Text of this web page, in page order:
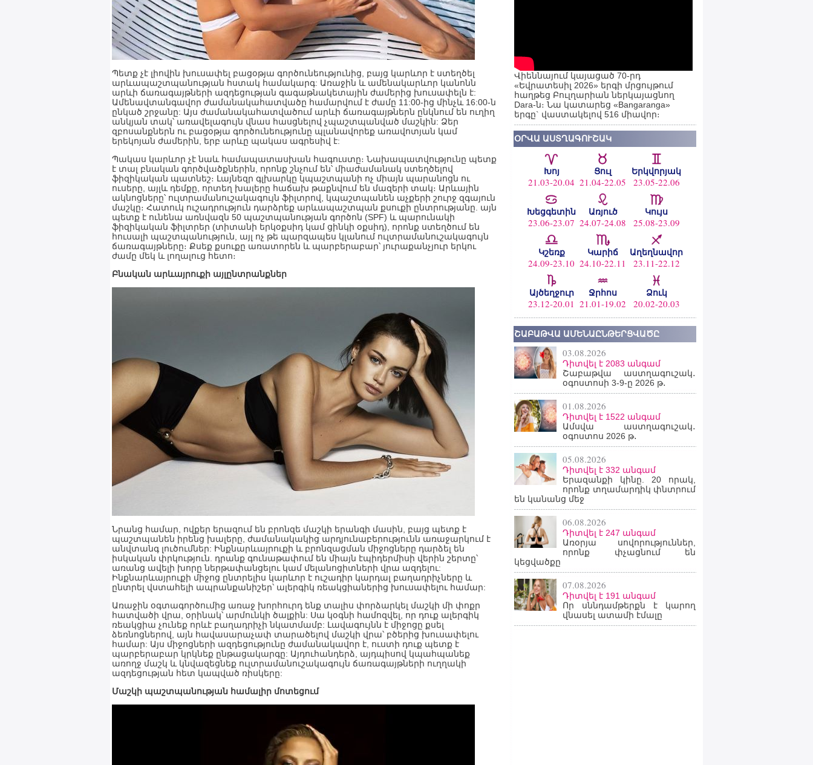
Պետք չէ լիովին խուսափել բացօթյա գործունեությունից, բայց կարևոր է ստեղծել
արևապաշտպանության հստակ համակարգ: Առաջին և ամենակարևոր կանոնն
արևի ճառագայթների ազդեցության գագաթնակետային ժամերից խուսափելն է:
Ամենավտանգավոր ժամանակահատվածը համարվում է ժամը 11:00-ից մինչև 16:00-ն
ընկած շրջանը: Այս ժամանակահատվածում արևի ճառագայթներն ընկնում են ուղիղ
անկյան տակ՝ առավելագույն վնաս հասցնելով չպաշտպանված մաշկին: Ձեր
զբոսանքներն ու բացօթյա գործունեությունը պլանավորեք առավոտյան կամ
երեկոյան ժամերին, երբ արևը պակաս ագրեսիվ է:
Պակաս կարևոր չէ նաև համապատասխան հագուստը։ Նախապատվությունը պետք
է տալ բնական գործվածքներին, որոնք շնչում են՝ միաժամանակ ստեղծելով
ֆիզիկական պատնեշ։ Լայնեզր գլխարկը կպաշտպանի ոչ միայն պարանոցն ու
ուսերը, այլև դեմքը, որտեղ խալերը հաճախ թաքնվում են մազերի տակ։ Արևային
ակնոցները՝ ուլտրամանուշակագույն ֆիլտրով, կպաշտպանեն աչքերի շուրջ զգայուն
մաշկը։ Հատուկ ուշադրություն դարձրեք արևապաշտպան քսուքի ընտրությանը. այն
պետք է ունենա առնվազն 50 պաշտպանության գործոն (SPF) և պարունակի
ֆիզիկական ֆիլտրեր (տիտանի երկօքսիդ կամ ցինկի օքսիդ), որոնք ստեղծում են
հուսալի պաշտպանություն, այլ ոչ թե պարզապես կլանում ուլտրամանուշակագույն
ճառագայթները։ Քսեք քսուքը առատորեն և պարբերաբար՝ յուրաքանչյուր երկու
ժամը մեկ և լողալուց հետո։
Բնական արևայրուքի այլընտրանքներ
Նրանց համար, ովքեր երազում են բրոնզե մաշկի երանգի մասին, բայց պետք է
պաշտպանեն իրենց խալերը, ժամանակակից արդյունաբերությունն առաջարկում է
անվտանգ լուծումներ: Ինքնարևայրուքի և բրոնզացման միջոցները դարձել են
իսկական փրկություն. դրանք գունաթափում են միայն էպիդերմիսի վերին շերտը՝
առանց ավելի խորը ներթափանցելու կամ մելանոցիտների վրա ազդելու:
Ինքնարևայրուքի միջոց ընտրելիս կարևոր է ուշադիր կարդալ բաղադրիչները և
ընտրել վստահելի ապրանքանիշեր՝ ալերգիկ ռեակցիաներից խուսափելու համար:
Առաջին օգտագործումից առաջ խորհուրդ ենք տալիս փորձարկել մաշկի մի փոքր
հատվածի վրա, օրինակ՝ արմունկի ծալքին: Սա կօգնի համոզվել, որ դուք ալերգիկ
ռեակցիա չունեք որևէ բաղադրիչի նկատմամբ: Լավագույնն է միջոցը քսել
ձեռնոցներով, այն հավասարաչափ տարածելով մաշկի վրա՝ բծերից խուսափելու
համար: Այս միջոցների ազդեցությունը ժամանակավոր է, ուստի դուք պետք է
պարբերաբար կրկնեք ընթացակարգը: Այդուհանդերձ, այդպիսով կպահպանեք
առողջ մաշկ և կնվազեցնեք ուլտրամանուշակագույն ճառագայթների ուղղակի
ազդեցության հետ կապված ռիսկերը:
Մաշկի պաշտպանության համալիր մոտեցում
Վիեննայում կայացած 70-րդ
«Եվրատեսիլ 2026» երգի մրցույթում
հաղթեց Բուլղարիան ներկայացնող
Dara-ն։ Նա կատարեց «Bangaranga»
երգը` վաստակելով 516 միավոր։
ՕՐՎԱ ԱՍՏՂԱԳՈՒՇԱԿ
Խոյ
21.03-20.04
Ցուլ
21.04-22.05
Երկվորյակ
23.05-22.06
Խեցգետին
23.06-23.07
Առյուծ
24.07-24.08
Կույս
25.08-23.09
Կշեռք
24.09-23.10
Կարիճ
24.10-22.11
Աղեղնավոր
23.11-22.12
Այծեղջուր
23.12-20.01
Ջրհոս
21.01-19.02
Ձուկ
20.02-20.03
ՇԱԲԱԹՎԱ ԱՄԵՆԱԸՆԹԵՐՑՎԱԾԸ
03.08.2026
Դիտվել է 2083 անգամ
Շաբաթվա աստղագուշակ․
օգոստոսի 3-9-ը 2026 թ․
01.08.2026
Դիտվել է 1522 անգամ
Ամսվա աստղագուշակ․
օգոստոս 2026 թ․
05.08.2026
Դիտվել է 332 անգամ
Երազանքի կինը. 20 որակ,
որոնք տղամարդիկ փնտրում
են կանանց մեջ
06.08.2026
Դիտվել է 247 անգամ
Առօրյա սովորություններ,
որոնք փչացնում են
կեցվածքը
07.08.2026
Դիտվել է 191 անգամ
Որ սննդամթերքն է կարող
վնասել ատամի էմալը